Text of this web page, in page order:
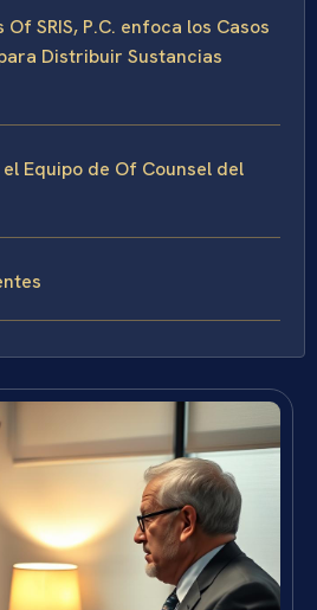
SRIS, P.C. enfoca los Casos
Distribuir Sustancias
el Equipo de Of Counsel del